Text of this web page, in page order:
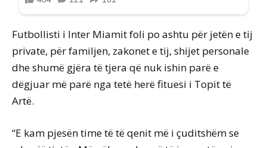
Futbollisti i Inter Miamit foli po ashtu për jetën e tij
private, për familjen, zakonet e tij, shijet personale
dhe shumë gjëra të tjera që nuk ishin parë e
dëgjuar më parë nga tetë herë fituesi i Topit të
Artë.
“E kam pjesën time të të qenit më i çuditshëm se